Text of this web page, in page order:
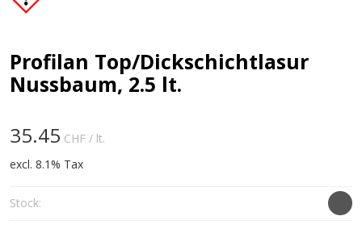
Profilan Top/Dickschichtlasur
Nussbaum, 2.5 lt.
35.45 CHF / lt.
excl. 8.1% Tax
Stock: